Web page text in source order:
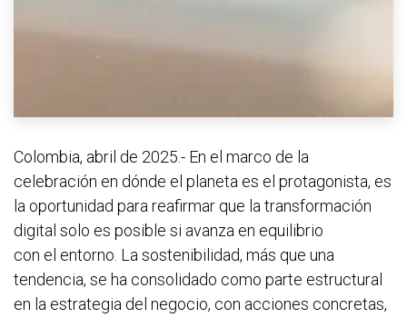
Colombia, abril de 2025.- En el marco de la
celebración en dónde el planeta es el protagonista, es
la oportunidad para reafirmar que la transformación
digital solo es posible si avanza en equilibrio
con el entorno. La sostenibilidad, más que una
tendencia, se ha consolidado como parte estructural
en la estrategia del negocio, con acciones concretas,